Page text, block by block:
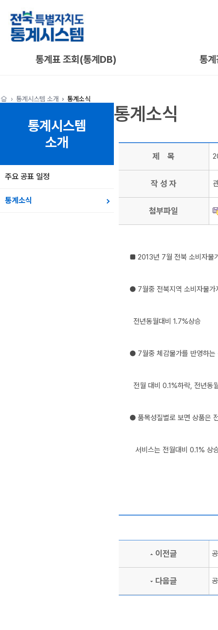
통계표 조회(통계DB) 통
통계시스템 소개 통계소식
통계시스템
소개
주요 공표 일정
통계소식
통계소식
제 목
작 성 자
첨부파일
■ 2013년 7월 전북 소비자물
● 7월중 전북지역 소비자물
전년동월대비 1.7%상승
● 7월중 체감물가를 반영하
전월 대비 0.1%하락, 전년동
● 품목성질별로 보면 상품은
서비스는 전월대비 0.1% 상
이전글
다음글